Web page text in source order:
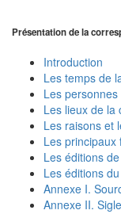
Présentation de la
Introduction
Les temps de
Les
Les lieux de la
Les raisons et
Les principaux
Les éditions
Les éditions
Annexe I.
Annexe II.